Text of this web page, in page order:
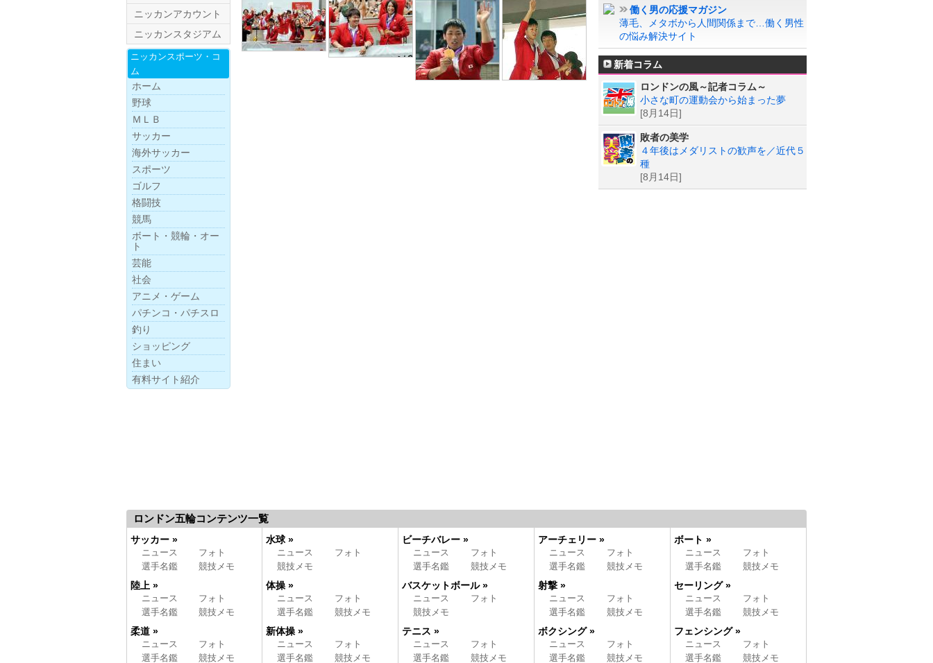
ニッカンアカウント
ニッカンスタジアム
ニッカンスポーツ・ コ
ム
ホーム
野球
ＭＬＢ
サッカー
海外サッカー
スポーツ
ゴルフ
格闘技
競馬
ボー ト・ 競輪・ オー
ト
芸能
社会
アニメ・ゲーム
パチンコ・パチスロ
釣り
ショッピング
住まい
有料サイト紹介
働く男の応援マガジン
薄毛、メタボから人間関係まで…働く男性
の悩み解決サイト
新着コラム
ロンドンの風～記者コラム～
小さな町の運動会から始まった夢
[8月14日]
敗者の美学
４年後はメダリストの歓声を／近代５
種
[8月14日]
ロンドン五輪コンテンツ一覧
サッカー »
ニュース
フォト
選手名鑑
競技メモ
陸上 »
ニュース
フォト
選手名鑑
競技メモ
柔道 »
ニュース
フォト
選手名鑑
競技メモ
水球 »
ニュース
フォト
競技メモ
体操 »
ニュース
フォト
選手名鑑
競技メモ
新体操 »
ニュース
フォト
選手名鑑
競技メモ
ビーチバレー »
ニュース
フォト
選手名鑑
競技メモ
バスケットボール »
ニュース
フォト
競技メモ
テニス »
ニュース
フォト
選手名鑑
競技メモ
アーチェリー »
ニュース
フォト
選手名鑑
競技メモ
射撃 »
ニュース
フォト
選手名鑑
競技メモ
ボクシング »
ニュース
フォト
選手名鑑
競技メモ
ボート »
ニュース
フォト
選手名鑑
競技メモ
セーリング »
ニュース
フォト
選手名鑑
競技メモ
フェンシング »
ニュース
フォト
選手名鑑
競技メモ